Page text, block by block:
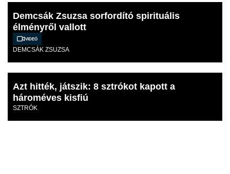
Demcsák Zsuzsa sorfordító spirituális
élményről vallott
Videó
DEMCSÁK ZSUZSA
Azt hitték, játszik: 8 sztrókot kapott a
hároméves kisfiú
SZTRÓK